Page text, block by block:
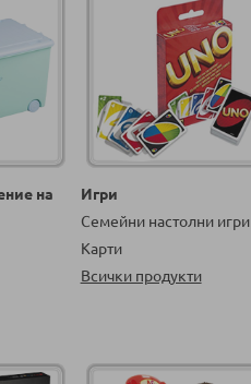
на
Игри
Семейни настолни игри
Карти
Всички продукти